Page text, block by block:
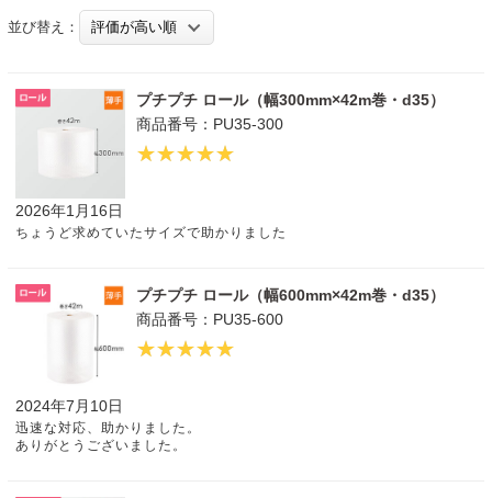
並び替え：
プチプチ ロール（幅300mm×42m巻・d35）
商品番号：PU35-300
2026年1月16日
ちょうど求めていたサイズで助かりました
プチプチ ロール（幅600mm×42m巻・d35）
商品番号：PU35-600
2024年7月10日
迅速な対応、助かりました。
ありがとうございました。